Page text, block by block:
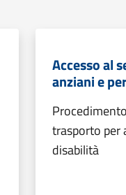
Accesso al
anziani e
trasporto per
disabilità